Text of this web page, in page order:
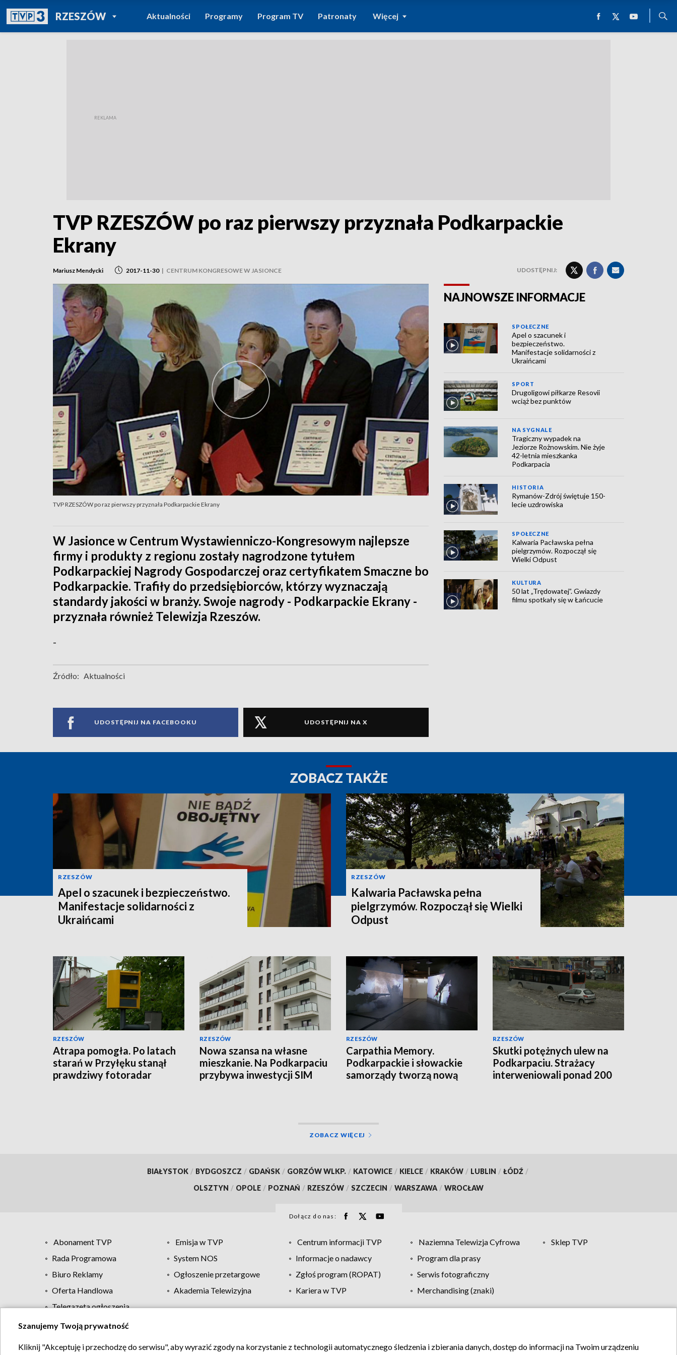
RZESZÓWPOWRÓT DO
TVP REGIONY
Aktualności Programy Program TV Patronaty Więcej
TVP RZESZÓW po raz pierwszy przyznała Podkarpackie
Ekrany
Mariusz Mendycki 2017-11-30 | CENTRUM KONGRESOWE W JASIONCE UDOSTĘPNIJ:
TVP RZESZÓW po raz pierwszy przyznała Podkarpackie Ekrany
W Jasionce w Centrum Wystawienniczo-Kongresowym najlepsze
firmy i produkty z regionu zostały nagrodzone tytułem
Podkarpackiej Nagrody Gospodarczej oraz certyfikatem Smaczne bo
Podkarpackie. Trafiły do przedsiębiorców, którzy wyznaczają
standardy jakości w branży. Swoje nagrody - Podkarpackie Ekrany -
przyznała również Telewizja Rzeszów.
-
Źródło: Aktualności
UDOSTĘPNIJ NA FACEBOOKU UDOSTĘPNIJ NA X
NAJNOWSZE INFORMACJE
SPOŁECZNE
Apel o szacunek i
bezpieczeństwo.
Manifestacje solidarności z
Ukraińcami
SPORT
Drugoligowi piłkarze Resovii
wciąż bez punktów
NA SYGNALE
Tragiczny wypadek na
Jeziorze Rożnowskim. Nie żyje
42-letnia mieszkanka
Podkarpacia
HISTORIA
Rymanów-Zdrój świętuje 150-
lecie uzdrowiska
SPOŁECZNE
Kalwaria Pacławska pełna
pielgrzymów. Rozpoczął się
Wielki Odpust
KULTURA
50 lat „Trędowatej”. Gwiazdy
filmu spotkały się w Łańcucie
ZOBACZ TAKŻE
RZESZÓW
Apel o szacunek i bezpieczeństwo.
Manifestacje solidarności z
Ukraińcami
RZESZÓW
Kalwaria Pacławska pełna
pielgrzymów. Rozpoczął się Wielki
Odpust
RZESZÓW
Atrapa pomogła. Po latach
starań w Przyłęku stanął
prawdziwy fotoradar
RZESZÓW
Nowa szansa na własne
mieszkanie. Na Podkarpaciu
przybywa inwestycji SIM
RZESZÓW
Carpathia Memory.
Podkarpackie i słowackie
samorządy tworzą nową
RZESZÓW
Skutki potężnych ulew na
Podkarpaciu. Strażacy
interweniowali ponad 200
ZOBACZ WIĘCEJ
BIAŁYSTOK / BYDGOSZCZ / GDAŃSK / GORZÓW WLKP. / KATOWICE / KIELCE / KRAKÓW / LUBLIN / ŁÓDŹ /
OLSZTYN / OPOLE / POZNAŃ / RZESZÓW / SZCZECIN / WARSZAWA / WROCŁAW
Dołącz do nas:
Abonament TVP Emisja w TVP Centrum informacji TVP Naziemna Telewizja Cyfrowa
Sklep TVP
Rada Programowa
System NOS Informacje o nadawcy
Program dla prasy
Biuro Reklamy
Ogłoszenie przetargowe Zgłoś program (ROPAT)
Serwis fotograficzny
Oferta Handlowa
Akademia Telewizyjna Kariera w TVP
Merchandising (znaki)
Telegazeta ogłoszenia
Regulamin TVP Polityka prywatności Moje zgody Pomoc Biuro reklamy Kontakt
Szanujemy Twoją prywatność
Kliknij "Akceptuję i przechodzę do serwisu", aby wyrazić zgody na korzystanie z technologii automatycznego śledzenia i zbierania danych, dostęp do informacji na Twoim urządzeniu